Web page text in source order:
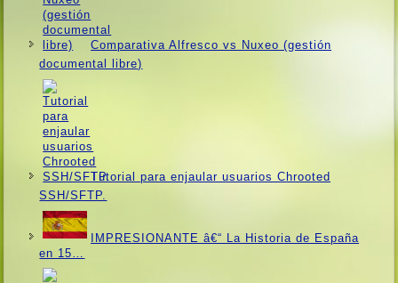
Comparativa Alfresco vs Nuxeo (gestión
documental libre)
Tutorial para enjaular usuarios Chrooted
SSH/SFTP.
IMPRESIONANTE â€“ La Historia de España
en 15…